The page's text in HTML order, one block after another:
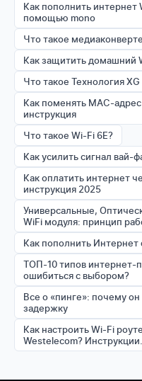
Как пополнить интернет
помощью mono
Что такое
Как защитить домашний
Что такое Технология
Как поменять MAC-
инструкция
Что такое Wi-Fi 6E?
Как усилить сигнал вай-
Как оплатить интернет
инструкция 2025
Универсальные,
WiFi модуля: принцип
Как пополнить
ТОП-10 типов интернет-
ошибиться с выбором?
Все о «пинге»: почему
задержку
Как настроить Wi-Fi
Westelecom? Инструкции.